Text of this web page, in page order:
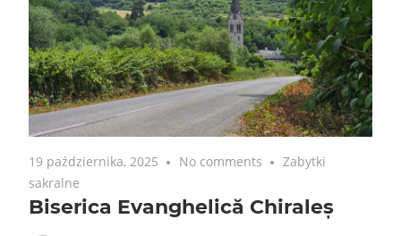
19 października, 2025 No comments
Zabytki
sakralne
Biserica Evanghelică Chiraleș